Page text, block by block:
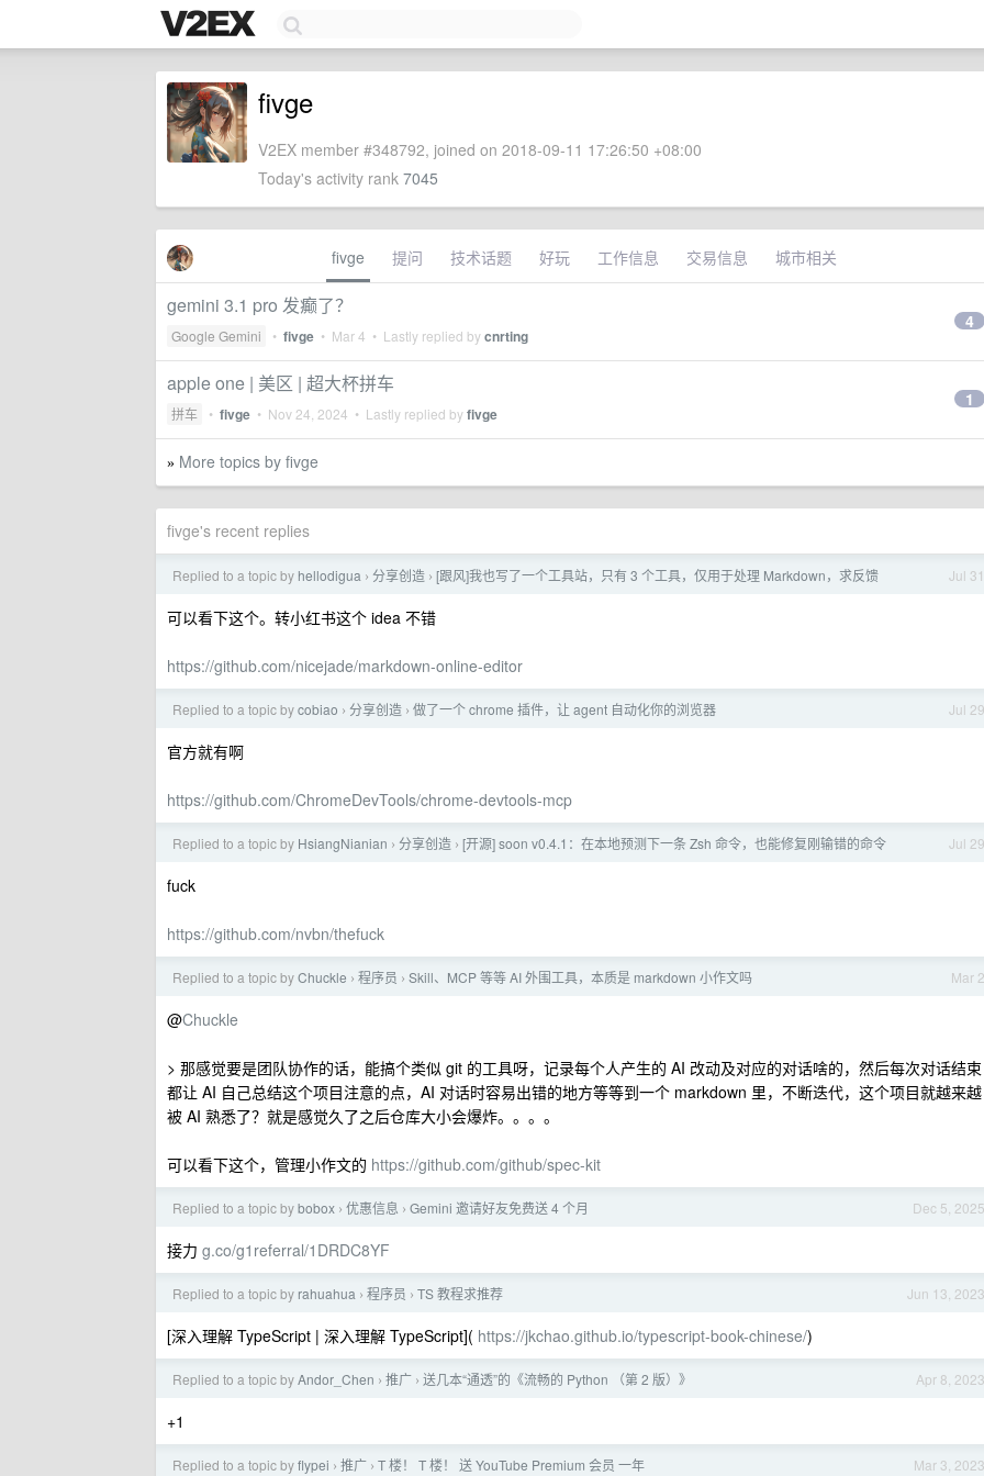
fivge
V2EX member #348792, joined on 2018-09-11 17:26:50 +08:00
Today's activity rank 7045
fivge 提问 技术话题 好玩 工作信息 交易信息 城市相关
gemini 3.1 pro 发癫了？
Google Gemini • fivge • Mar 4 • Lastly replied bycnrting
4
apple one | 美区 | 超大杯拼车
拼车 • fivge • Nov 24, 2024 • Lastly replied byfivge
1
» More topics by fivge
fivge's recent replies
Jul 31
Replied to a topic by hellodigua › 分享创造 › [跟风]我也写了一个工具站，只有 3 个工具，仅用于处理 Markdown，求反馈
可以看下这个。转小红书这个 idea 不错
https://github.com/nicejade/markdown-online-editor
Jul 29
Replied to a topic bycobiao › 分享创造 › 做了一个 chrome 插件，让 agent 自动化你的浏览器
官方就有啊
https://github.com/ChromeDevTools/chrome-devtools-mcp
Jul 29
Replied to a topic by HsiangNianian › 分享创造 › [开源] soon v0.4.1：在本地预测下一条 Zsh 命令，也能修复刚输错的命令
fuck
https://github.com/nvbn/thefuck
Mar 2
Replied to a topic byChuckle › 程序员 › Skill、MCP 等等 AI 外围工具，本质是 markdown 小作文吗
@Chuckle
> 那感觉要是团队协作的话，能搞个类似 git 的工具呀，记录每个人产生的 AI 改动及对应的对话啥的，然后每次对话结束
都让 AI 自己总结这个项目注意的点，AI 对话时容易出错的地方等等到一个 markdown 里，不断迭代，这个项目就越来越
被 AI 熟悉了？就是感觉久了之后仓库大小会爆炸。。。。
可以看下这个，管理小作文的 https://github.com/github/spec-kit
Dec 5, 2025
Replied to a topic bybobox › 优惠信息 › Gemini 邀请好友免费送 4 个月
接力 g.co/g1referral/1DRDC8YF
Jun 13, 2023
Replied to a topic by rahuahua › 程序员 › TS 教程求推荐
[深入理解 TypeScript | 深入理解 TypeScript]( https://jkchao.github.io/typescript-book-chinese/)
Apr 8, 2023
Replied to a topic byAndor_Chen › 推广 › 送几本“通透”的《流畅的 Python （第 2 版）》
+1
Mar 3, 2023
Replied to a topic byflypei › 推广 › T 楼！ T 楼！ 送 YouTube Premium 会员 一年